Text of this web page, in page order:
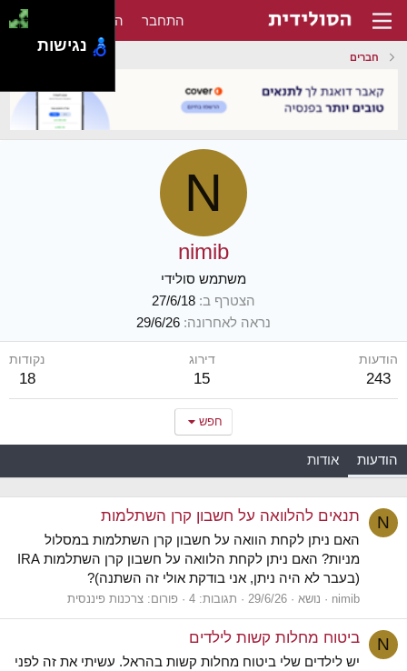
התחבר הירשם
חברים
N
nimib
משתמש סולידי
הצטרף ב 27/6/18
נראה לאחרונה 29/6/26
הודעות
243
דירוג
15
נקודות
18
חפש
הודעות אודות
N תנאים להלוואה על חשבון קרן השתלמות
האם ניתן לקחת הוואה על חשבון קרן השתלמות במסלול
מניות? האם ניתן לקחת הלוואה על חשבון קרן השתלמות IRA
(בעבר לא היה ניתן, אני בודקת אולי זה השתנה)?
nimib נושא 29/6/26 תגובות: 4 פורום: צרכנות פיננסית
N ביטוח מחלות קשות לילדים
יש לילדים שלי ביטוח מחלות קשות בהראל. עשיתי את זה לפני
נגישות